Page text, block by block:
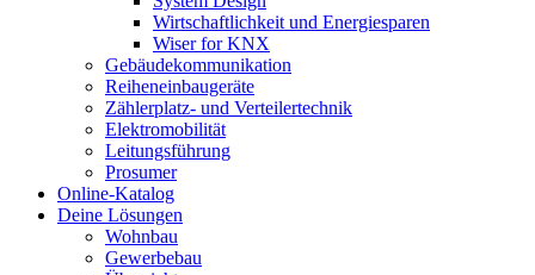
Wirtschaftlichkeit und Energiesparen
Wiser for KNX
Gebäudekommunikation
Reiheneinbaugeräte
Zählerplatz- und Verteilertechnik
Elektromobilität
Leitungsführung
Prosumer
Online-Katalog
Deine Lösungen
Wohnbau
Gewerbebau